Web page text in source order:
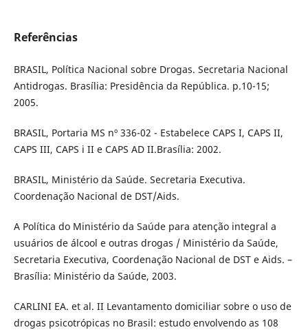
Referências
BRASIL, Política Nacional sobre Drogas. Secretaria Nacional
Antidrogas. Brasília: Presidência da República. p.10-15;
2005.
BRASIL, Portaria MS nº 336-02 - Estabelece CAPS I, CAPS II,
CAPS III, CAPS i II e CAPS AD II.Brasília: 2002.
BRASIL, Ministério da Saúde. Secretaria Executiva.
Coordenação Nacional de DST/Aids.
A Política do Ministério da Saúde para atenção integral a
usuários de álcool e outras drogas / Ministério da Saúde,
Secretaria Executiva, Coordenação Nacional de DST e Aids. –
Brasília: Ministério da Saúde, 2003.
CARLINI EA. et al. II Levantamento domiciliar sobre o uso de
drogas psicotrópicas no Brasil: estudo envolvendo as 108